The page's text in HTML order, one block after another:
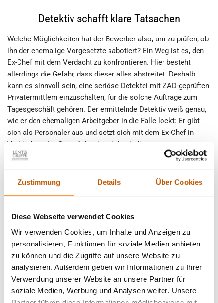
Zustimmung Details Über Cookies
Diese Webseite verwendet Cookies
Wir verwenden Cookies, um Inhalte und Anzeigen zu
personalisieren, Funktionen für soziale Medien anbieten
zu können und die Zugriffe auf unsere Website zu
analysieren. Außerdem geben wir Informationen zu Ihrer
Verwendung unserer Website an unsere Partner für
soziale Medien, Werbung und Analysen weiter. Unsere
Detektiv schafft klare Tatsachen
Welche Möglichkeiten hat der Bewerber also, um zu prüfen, ob
ihn der ehemalige Vorgesetzte sabotiert? Ein Weg ist es, den
Ex-Chef mit dem Verdacht zu konfrontieren. Hier besteht
allerdings die Gefahr, dass dieser alles abstreitet. Deshalb
kann es sinnvoll sein, eine seriöse Detektei mit ZAD-geprüften
Privatermittlern einzuschalten, für die solche Aufträge zum
Tagesgeschäft gehören. Der ermittelnde Detektiv weiß genau,
wie er den ehemaligen Arbeitgeber in die Falle lockt: Er gibt
sich als Personaler aus und setzt sich mit dem Ex-Chef in
Verbindung. Im Gespräch zeigt sich, ob dieser
gesetzeskonform handelt oder ob er sich negativ über den
ehemaligen Mitarbeiter äußert.
Welche Auskünfte sind erlaubt?
Auch nach Beendigung eines Arbeitsverhältnisses muss sich
Bundesdatenschutzgesetzes halten und das
Persönlichkeitsrecht des ehemaligen Mitarbeiters
berücksichtigen. Dabei gilt auch: Ohne die Zustimmung des
Arbeitnehmers ist der Arbeitgeber grundsätzlich nicht
berechtigt, Dritten Auskünfte über den ehemaligen Mitarbeiter
zu erteilen. Das Problem: Gibt der Bewerber seine Zustimmung